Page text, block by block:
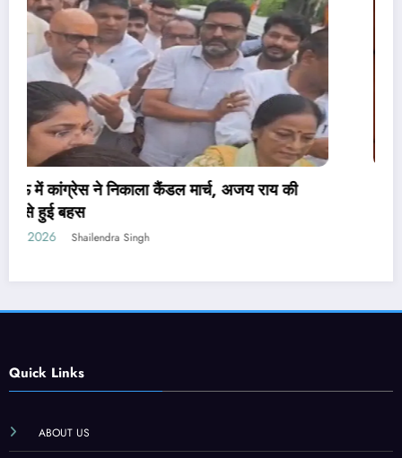
पेपर लीक संशोधन बिल पर मंत्री वैष्णव ने नहीं दिया जवाब,
PM मोदी ने कही थी सख्त कानून लाने की बात
July 24, 2026 Shailendra Singh
Quick Links
ABOUT US